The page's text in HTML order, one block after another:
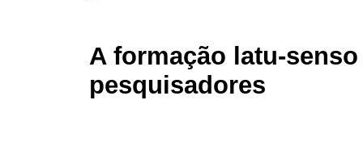
A formação latu-
pesquisadores